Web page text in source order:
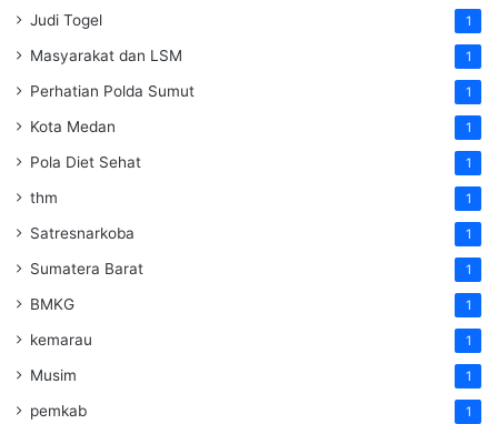
Judi Togel 1
Masyarakat dan LSM 1
Perhatian Polda Sumut 1
Kota Medan 1
Pola Diet Sehat 1
thm 1
Satresnarkoba 1
Sumatera Barat 1
BMKG 1
kemarau 1
Musim 1
pemkab 1